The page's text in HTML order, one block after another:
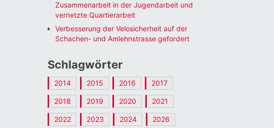
Zusammenarbeit in der Jugendarbeit und
vernetzte Quartierarbeit
Verbesserung der Velosicherheit auf der
Schachen- und Amlehnstrasse gefordert
Schlagwörter
2014 2015 2016 2017
2018 2019 2020 2021
2022 2023 2024 2026